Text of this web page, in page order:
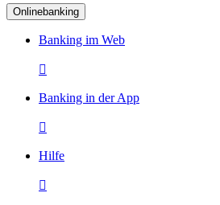
Onlinebanking
Banking im Web

Banking in der App

Hilfe
